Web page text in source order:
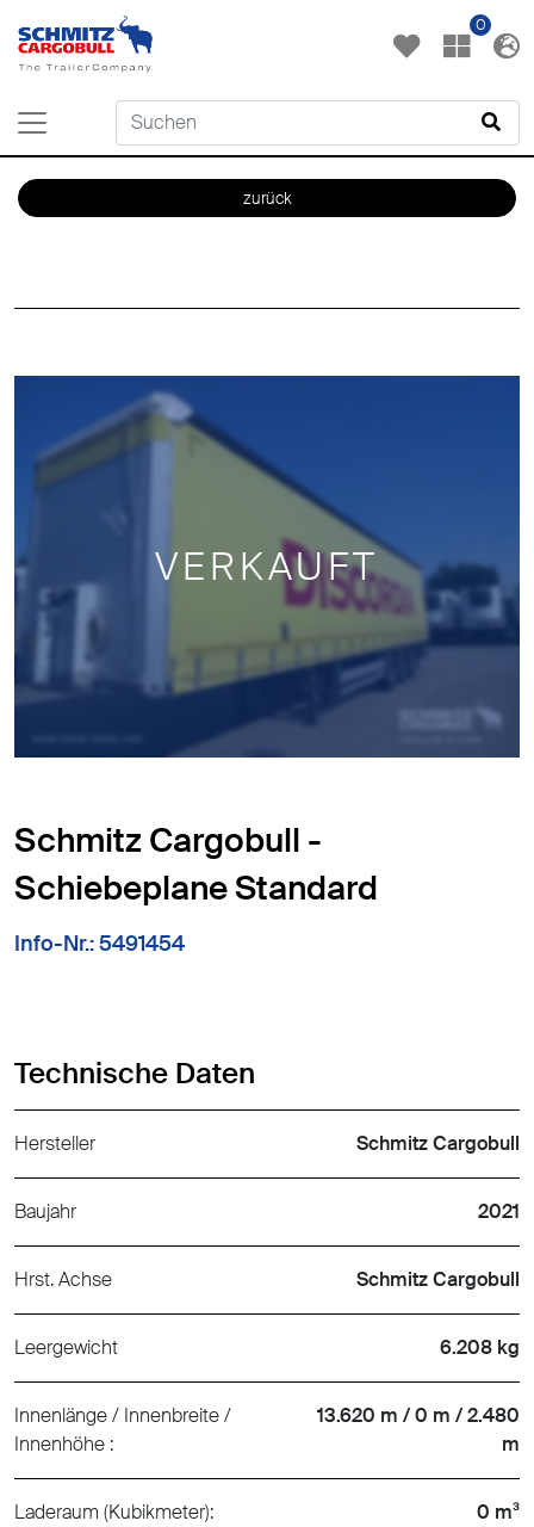
0
zurück
VERKAUFT
Schmitz Cargobull -
Schiebeplane Standard
Info-Nr.: 5491454
Technische Daten
Hersteller Schmitz Cargobull
Baujahr 2021
Hrst. Achse Schmitz Cargobull
Leergewicht 6.208 kg
Innenlänge / Innenbreite /
Innenhöhe :
13.620 m / 0 m / 2.480
m
Laderaum (Kubikmeter): 0 m³